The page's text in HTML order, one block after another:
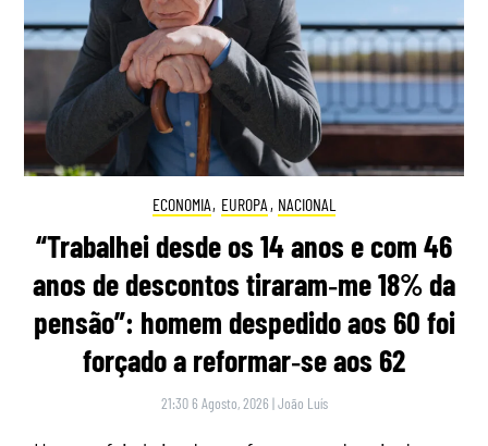
ECONOMIA, EUROPA , NACIONAL
“Trabalhei desde os 14 anos e com 46
anos de descontos tiraram‑me 18% da
pensão”: homem despedido aos 60 foi
forçado a reformar‑se aos 62
21:30 6 Agosto, 2026 |João Luís